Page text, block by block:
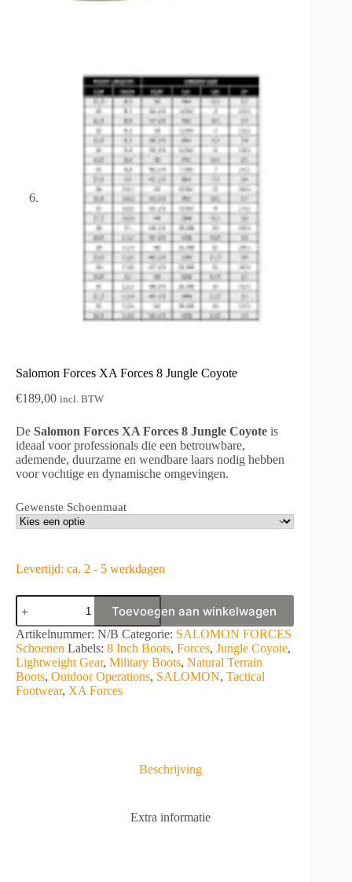
Salomon Forces XA Forces 8 Jungle Coyote
€189,00 incl. BTW
De Salomon Forces XA Forces 8 Jungle Coyote is
ideaal voor professionals die een betrouwbare,
ademende, duurzame en wendbare laars nodig hebben
voor vochtige en dynamische omgevingen.
Gewenste Schoenmaat
Levertijd: ca. 2 - 5 werkdagen
Salomon
Forces
XA
Forces
8
Jungle
Coyote
aantal
Toevoegen aan winkelwagen
A
l
t
e
r
Artikelnummer: N/B Categorie: SALOMON FORCES
Schoenen Labels: 8 Inch Boots, Forces, Jungle Coyote,
Lightweight Gear, Military Boots, Natural Terrain
Boots, Outdoor Operations, SALOMON, Tactical
Footwear, XA Forces
Beschrijving
Extra informatie